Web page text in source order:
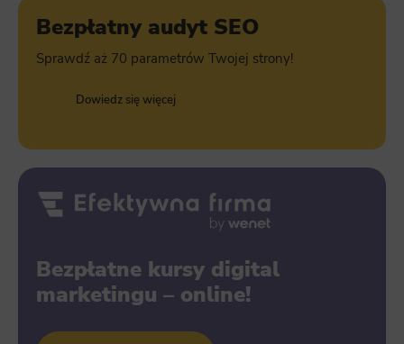
Bezpłatny audyt SEO
Sprawdź aż 70 parametrów Twojej strony!
Dowiedz się więcej
Bezpłatne kursy digital
marketingu – online!